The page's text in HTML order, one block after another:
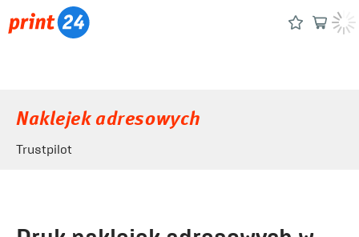
Naklejek adresowych
Trustpilot